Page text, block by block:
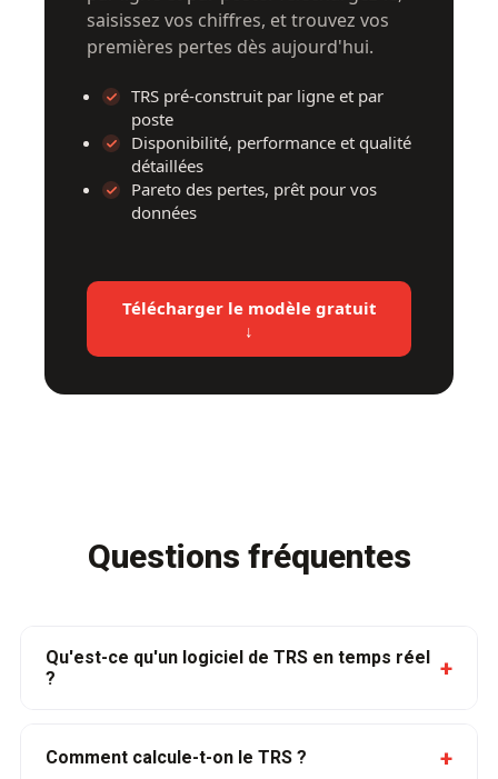
saisissez vos chiffres, et trouvez vos
premières pertes dès aujourd'hui.
TRS pré-construit par ligne et par
poste
Disponibilité, performance et qualité
détaillées
Pareto des pertes, prêt pour vos
données
Télécharger le modèle gratuit
↓
Questions fréquentes
Qu'est-ce qu'un logiciel de TRS en temps réel
?
+
Comment calcule-t-on le TRS ? +